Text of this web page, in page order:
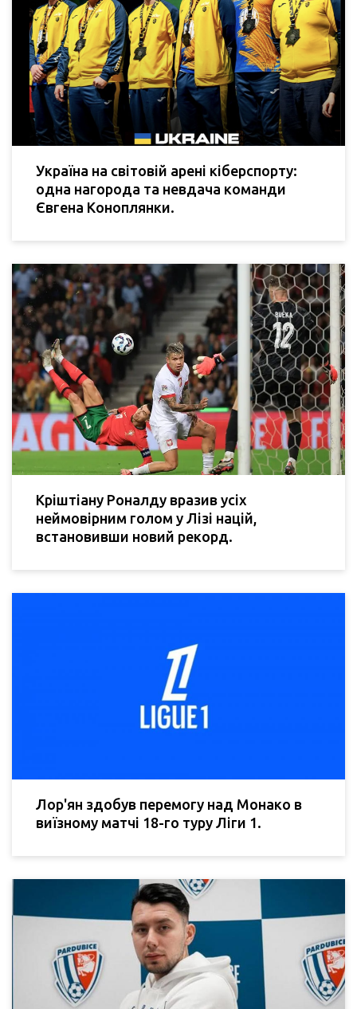
Україна на світовій арені кіберспорту:
одна нагорода та невдача команди
Євгена Коноплянки.
Кріштіану Роналду вразив усіх
неймовірним голом у Лізі націй,
встановивши новий рекорд.
Лор'ян здобув перемогу над Монако в
виїзному матчі 18-го туру Ліги 1.